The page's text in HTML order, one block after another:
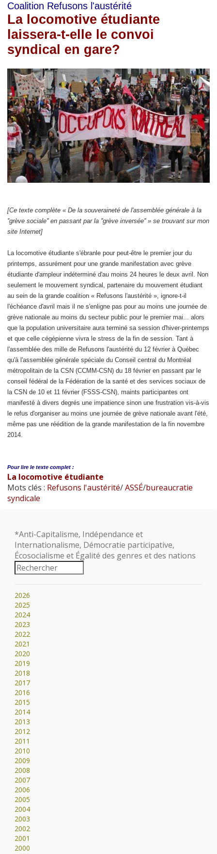
Coalition Refusons l'austérité
La locomotive étudiante
laissera-t-elle le convoi
syndical en gare?
[Ce texte complète « De la souveraineté de l'assemblée générale à la
''grève sociale'' en passant par la ''grève inversée'' » se trouvant sur mon
site Internet]
La locomotive étudiante s'ébranle pour peut-être le premier jour du
printemps, assurément pour une grande manifestation avec grève
étudiante d'ampleur indéterminé d'au moins 24 heures le deux avril. Non
seulement le mouvement syndical, partenaire du mouvement étudiant
au sein de la grande coalition « Refusons l'austérité », ignore-t-il
l'échéance d'avril mais il ne s'enligne pas pour au moins une journée de
grève nationale au moins du secteur public pour le premier mai... alors
que la population universitaire aura terminé sa session d'hiver-printemps
et que celle cégépienne vivra le stress de la fin de session. Tant à
l'assemblée des mille de Refusons l'austérité du 12 février à Québec
qu'à l'assemblée générale spéciale du Conseil central du Montréal
métropolitain de la CSN (CCMM-CSN) du 18 février en passant par le
conseil fédéral de la Fédération de la santé et des services sociaux de
la CSN de 10 et 11 février (FSSS-CSN), maints participantes ont
manifesté à divers degrés une impatience sinon une frustration vis-à-vis
le refus d'organiser au moins une journée de grève nationale avant l'été,
même pas une réédition de la grande manifestation de la fin novembre
2014.
Pour lire le texte complet :
La locomotive étudiante
Mots clés : Refusons l'austérité/ASSÉ/bureaucratie
syndicale
*Anti-Capitalisme, Indépendance et
Internationalisme, Démocratie participative,
Écosocialisme et Égalité des genres et des nations
2026
2025
2024
2023
2022
2021
2020
2019
2018
2017
2016
2015
2014
2013
2012
2011
2010
2009
2008
2007
2006
2005
2004
2003
2002
2001
2000